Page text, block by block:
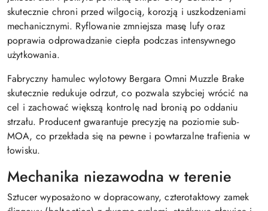
skutecznie chroni przed wilgocią, korozją i uszkodzeniami
mechanicznymi. Ryflowanie zmniejsza masę lufy oraz
poprawia odprowadzanie ciepła podczas intensywnego
użytkowania.
Fabryczny hamulec wylotowy Bergara Omni Muzzle Brake
skutecznie redukuje odrzut, co pozwala szybciej wrócić na
cel i zachować większą kontrolę nad bronią po oddaniu
strzału. Producent gwarantuje precyzję na poziomie sub-
MOA, co przekłada się na pewne i powtarzalne trafienia w
łowisku.
Mechanika niezawodna w terenie
Sztucer wyposażono w dopracowany, czterotaktowy zamek